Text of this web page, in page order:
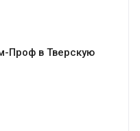
Проф в Тверскую